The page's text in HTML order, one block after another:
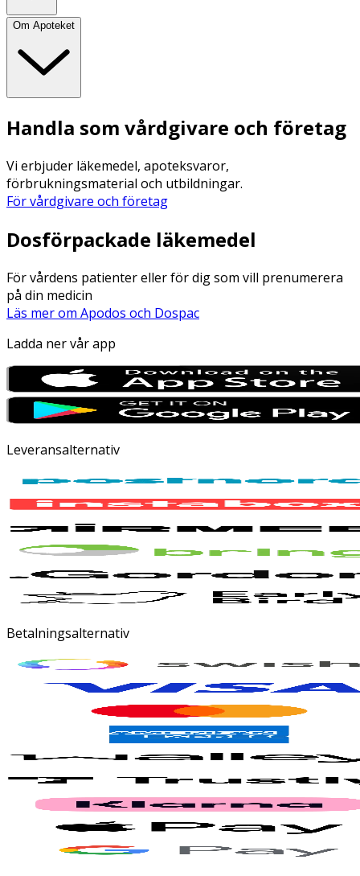
Om Apoteket
Handla som vårdgivare och företag
Vi erbjuder läkemedel, apoteksvaror,
förbrukningsmaterial och utbildningar.
För vårdgivare och företag
Dosförpackade läkemedel
För vårdens patienter eller för dig som vill prenumerera
på din medicin
Läs mer om Apodos och Dospac
Ladda ner vår app
Leveransalternativ
Betalningsalternativ